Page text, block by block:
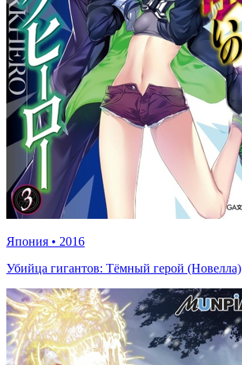
Япония • 2016
Убийца гигантов: Тёмный герой (Новелла)